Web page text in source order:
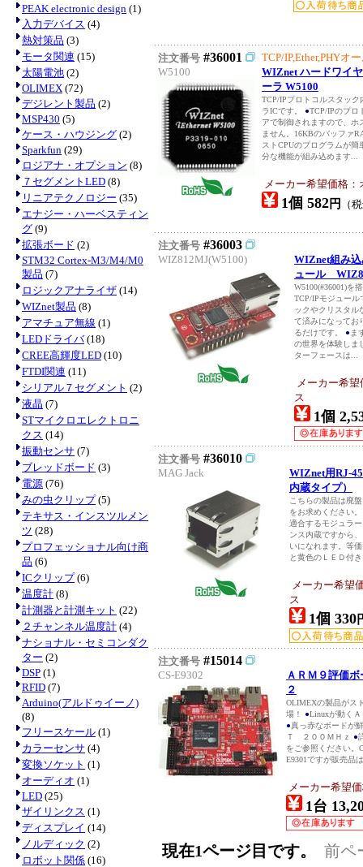
PEAK electronic design (1)
入力デバイス (4)
熱対策品 (3)
モータ関連 (15)
太陽電池 (2)
OLIMEX (72)
デジレント製品 (2)
MSP430 (5)
ケース・ハウジング (2)
Sparkfun (29)
ロジアナ・オプション (8)
７セグメントLED (8)
リニアテクノロジー (35)
エナジー・ハーベスティン
グ (9)
拡張ボード (2)
STM32 Cortex-M3/M4/M0
製品 (7)
ロジックアナライザ (14)
WIZnet製品 (8)
アマチュア無線 (1)
LEDドライバ(18)
CREE高輝度LED (10)
FTDI関連 (11)
シリアル７セグメント (2)
液晶 (7)
STマイクロエレクトロニ
クス (14)
振動センサ (7)
ブレッドボード (3)
電源 (76)
みの虫クリップ(5)
テキサス・インスツルメン
ツ (28)
プロフェッショナル向け商
品 (6)
ICクリップ(6)
温度計 (8)
計測器と計測キット (22)
２チャンネル温度計 (4)
ナショナル・セミコンダク
ター (2)
DSP (1)
RFID (7)
Arduino(アルドゥイーノ)
(8)
フリースケール (1)
カラーセンサ (4)
変換ソケット (1)
オーディオ (1)
LED (25)
ザイリンクス (1)
ディスプレイ (14)
ノルディック (2)
ロボット関係 (16)
注文番号 #36001
W5100
TCP/IP,Ether,PHYオ
WIZnet ハードワイ
ーラ W5100
TCP/IPプロトコルスタッ
ラICです。 ●TCP/IPのプロ
アで制御されますので、ホ
ません。16KBのバッファ
ストCPUのプログラムが簡
分な機能が組み込めます...
メーカー希望価格
1個 582円 （
注文番号 #36003
WIZ812MJ(W5100)
WIZnet組み
ュール
W5100(#36001)を
TCP/IPモジュー
ックやクリスタル
て済みになってお
るだけです。 ● ま
の世界を体験しま
ターフェースは...
メーカー希
ス
1個
注文番号 #36010
MAG Jack
WIZnet用RJ-
内蔵タイプ）
こちらの製品は廃
をお求めください
適合するモジュラ
ンス内蔵ですから
いになれます。等
と黄色のＬＥＤ付
メーカー希望
ス
1個 330
注文番号 #15014
CS-E9302
ＡＲＭ９評価
２
OLIMEXの製品がス
場！ ●Linuxが動く
●真っ赤なボードが
Ｔ ２００ＭＨｚ ●
をご参照ください。
E9301ですが販売品
メーカー希望
1台
現在1ページ目です。 前ペ